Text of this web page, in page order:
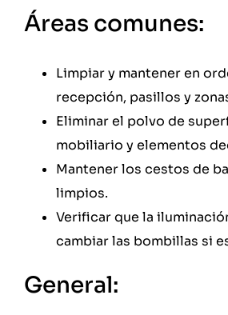
Áreas comunes:
Limpiar y mantener en
recepción, pasillos y
Eliminar el polvo de
mobiliario y elementos
Mantener los cestos de
limpios.
Verificar que la
cambiar las bombillas si
General: